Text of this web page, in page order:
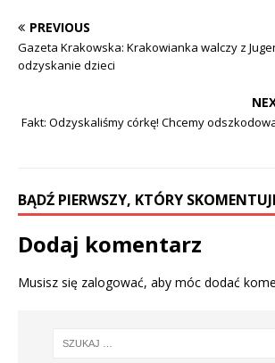
PREVIOUS
Gazeta Krakowska: Krakowianka walczy z
odzyskanie dzieci
Fakt: Odzyskaliśmy córkę! Chcemy
BĄDŹ PIERWSZY, KTÓRY
Dodaj komentarz
Musisz się zalogować, aby móc dodać